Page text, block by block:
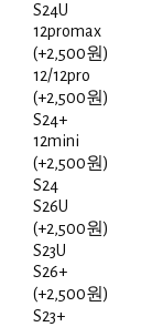
S24U
12promax
(+2,500원)
12/12pro
(+2,500원)
S24+
12mini
(+2,500원)
S24
S26U
(+2,500원)
S23U
S26+
(+2,500원)
S23+